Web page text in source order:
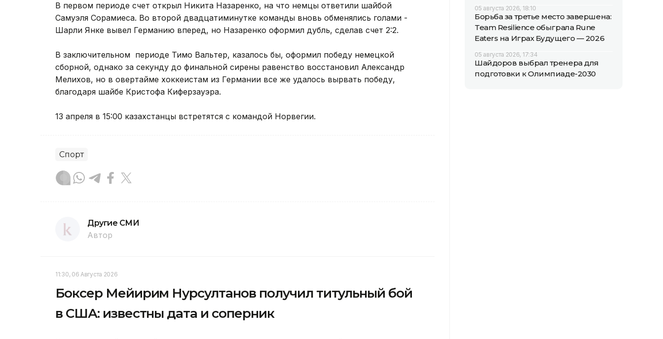
В первом периоде счет открыл Никита Назаренко, на что немцы ответили шайбой
Самуэля Сорамиеса. Во второй двадцатиминутке команды вновь обменялись голами -
Шарли Янке вывел Германию вперед, но Назаренко оформил дубль, сделав счет 2:2.
В заключительном периоде Тимо Вальтер, казалось бы, оформил победу немецкой
сборной, однако за секунду до финальной сирены равенство восстановил Александр
Мелихов, но в овертайме хоккеистам из Германии все же удалось вырвать победу,
благодаря шайбе Кристофа Киферзауэра.
13 апреля в 15:00 казахстанцы встретятся с командой Норвегии.
Спорт
Другие СМИ
Автор
11:30, 06 Августа 2026
Боксер Мейирим Нурсултанов получил титульный бой
в США: известны дата и соперник
05 августа 2026, 18:10
Борьба за третье место завершена:
Team Resilience обыграла Rune
Eaters на Играх Будущего — 2026
05 августа 2026, 17:34
Шайдоров выбрал тренера для
подготовки к Олимпиаде-2030